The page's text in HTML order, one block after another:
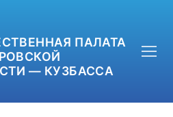
ПАЛАТА
— КУЗБАССА